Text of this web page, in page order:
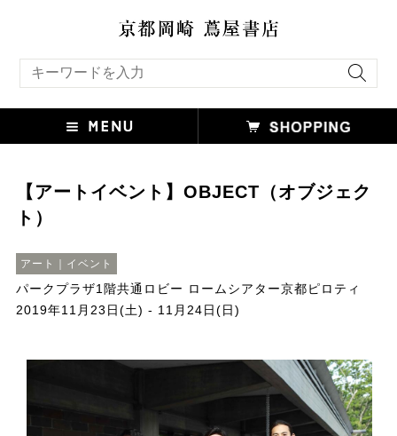
【アートイベント】OBJECT（オブジェク
ト）
アート｜イベント
パークプラザ1階共通ロビー ロームシアター京都ピロティ
2019年11月23日(土) - 11月24日(日)